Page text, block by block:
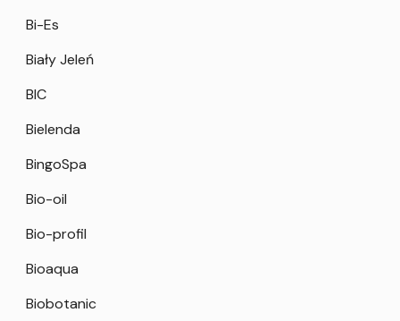
Bi-Es
Biały Jeleń
BIC
Bielenda
BingoSpa
Bio-oil
Bio-profil
Bioaqua
Biobotanic